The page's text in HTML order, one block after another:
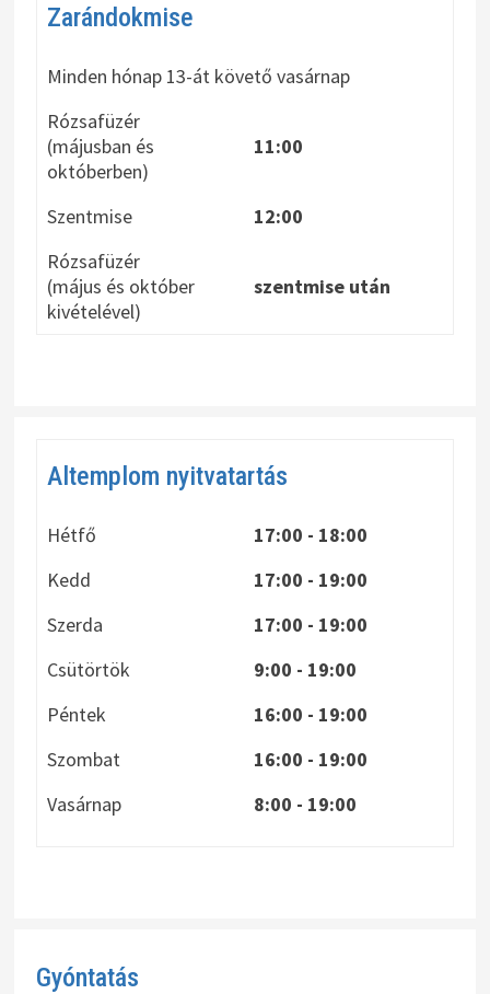
Zarándokmise
Minden hónap 13-át követő vasárnap
Rózsafüzér
(májusban és
októberben)
11:00
Szentmise
12:00
Rózsafüzér
(május és október
kivételével)
szentmise után
Altemplom nyitvatartás
Hétfő
17:00 - 18:00
Kedd
17:00 - 19:00
Szerda
17:00 - 19:00
Csütörtök
9:00 - 19:00
Péntek
16:00 - 19:00
Szombat
16:00 - 19:00
Vasárnap
8:00 - 19:00
Gyóntatás